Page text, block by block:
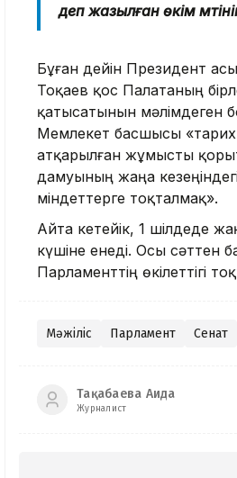
деп жазылған өкім
Бұған дейін Президент
Тоқаев қос Палатаның
қатысатынын мәлімдеген
Мемлекет басшысы
атқарылған жұмысты
дамуының жаңа кезеңіндегі
міндеттерге тоқталмақ».
Айта кетейік, 1 шілдеде
күшіне енеді. Осы сәттен
Парламенттің өкілеттігі
Мәжіліс Парламент Сенат
Тақабаева Аида
Журналист